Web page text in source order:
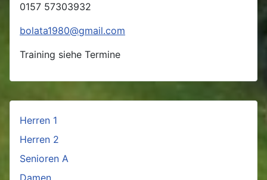
Herren 1
Herren 2
Senioren A
Damen
0157 57303932
bolata1980@gmail.com
Training siehe Termine